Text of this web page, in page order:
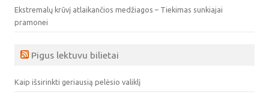
Ekstremalų krūvį atlaikančios medžiagos – Tiekimas sunkiajai
pramonei
Pigus lektuvu bilietai
Kaip išsirinkti geriausią pelėsio valiklį